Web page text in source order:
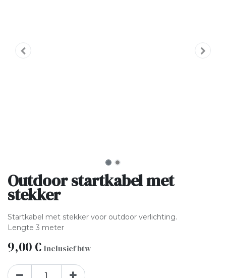
Outdoor startkabel met
stekker
Startkabel met stekker voor outdoor verlichting.
Lengte 3 meter
9,00€ Inclusief btw